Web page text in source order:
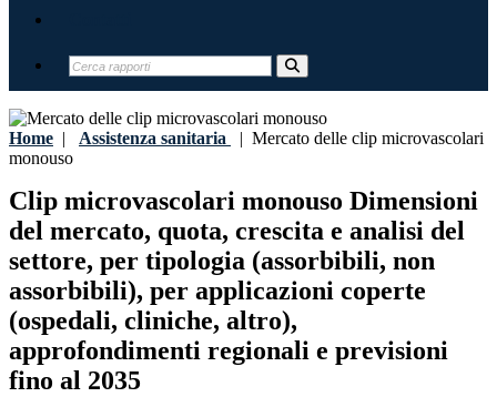
Home | Assistenza sanitaria | Mercato delle clip microvascolari
monouso
Clip microvascolari monouso Dimensioni
del mercato, quota, crescita e analisi del
settore, per tipologia (assorbibili, non
assorbibili), per applicazioni coperte
(ospedali, cliniche, altro),
approfondimenti regionali e previsioni
fino al 2035